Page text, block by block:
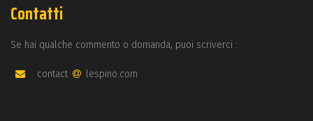
Contatti
Se hai qualche commento o domanda, puoi scriverci :
contact lespino.com